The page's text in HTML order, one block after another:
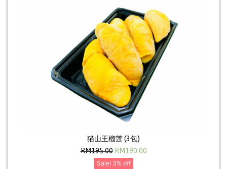
猫山王榴莲 (3包)
RM195.00 RM190.00
Sale! 3% off